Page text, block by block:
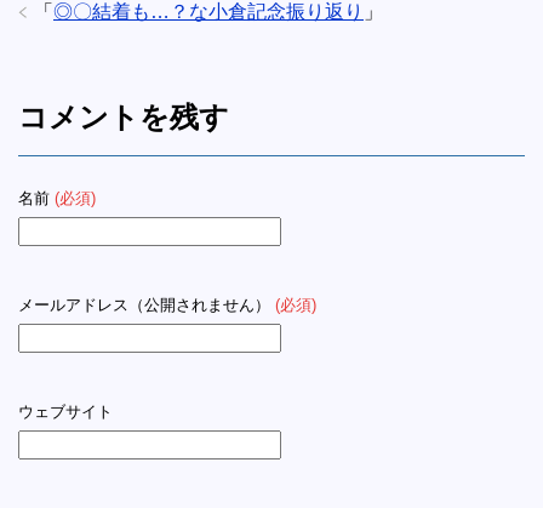
「 ◎〇結着も…？な小倉記念振り返り 」
コメントを残す
名前 (必須)
メールアドレス（公開されません） (必須)
ウェブサイト